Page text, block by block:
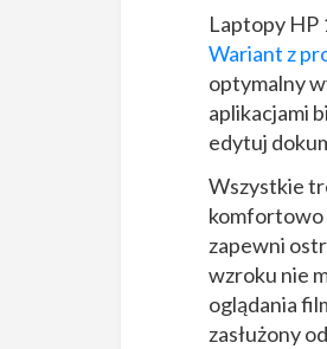
Laptopy HP
Wariant z
optymalny
aplikacjami
edytuj
Wszystkie
komfortowo
zapewni
wzroku nie
oglądania
zasłużony